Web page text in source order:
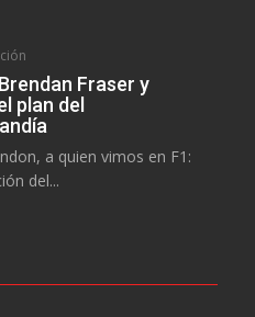
Fraser y
plan del
a quien vimos en F1:
del...